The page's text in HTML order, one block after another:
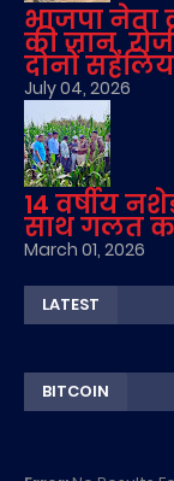
भाजपा नेता
की जान,
दोनों
July 04, 2026
14 वर्षीय
साथ गलत
March 01, 2026
LATEST
BITCOIN